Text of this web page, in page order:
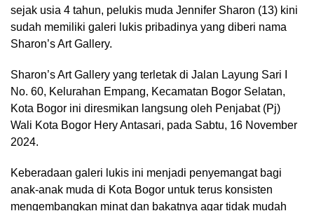
sejak usia 4 tahun, pelukis muda Jennifer Sharon (13) kini
sudah memiliki galeri lukis pribadinya yang diberi nama
Sharon’s Art Gallery.
Sharon’s Art Gallery yang terletak di Jalan Layung Sari I
No. 60, Kelurahan Empang, Kecamatan Bogor Selatan,
Kota Bogor ini diresmikan langsung oleh Penjabat (Pj)
Wali Kota Bogor Hery Antasari, pada Sabtu, 16 November
2024.
Keberadaan galeri lukis ini menjadi penyemangat bagi
anak-anak muda di Kota Bogor untuk terus konsisten
mengembangkan minat dan bakatnya agar tidak mudah